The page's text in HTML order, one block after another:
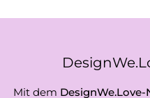
Mit dem